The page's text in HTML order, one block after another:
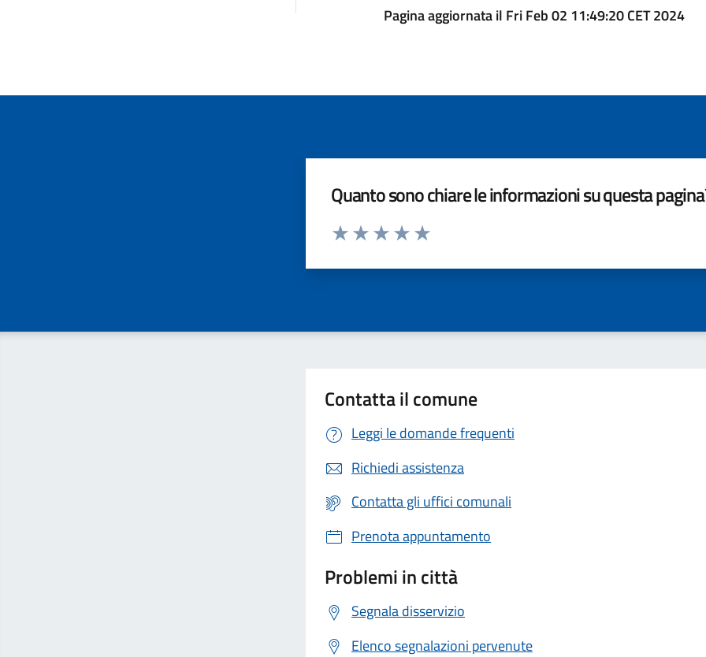
Pagina aggiornata il Fri Feb 02 11:49:20 CET 2024
Quanto sono chiare le informazioni su questa
Valuta da 1 a 5 stelle la pagina
Contatta il comune
Leggi le domande frequenti
Richiedi assistenza
Contatta gli uffici comunali
Prenota appuntamento
Problemi in città
Segnala disservizio
Elenco segnalazioni pervenute